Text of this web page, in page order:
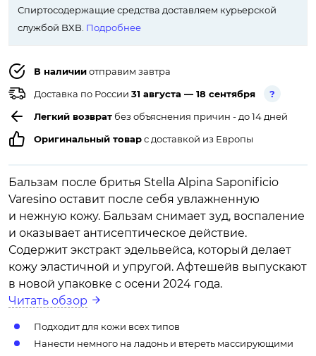
Спиртосодержащие средства доставляем курьерской
службой BXB. Подробнее
В наличииотправим завтра
Доставка по России 31 августа — 18 сентября
?
Легкий возврат без объяснения причин - до 14 дней
Оригинальный товарс доставкой из Европы
Бальзам после бритья Stella Alpina Saponificio
Varesino оставит после себя увлажненную
и нежную кожу. Бальзам снимает зуд, воспаление
и оказывает антисептическое действие.
Содержит экстракт эдельвейса, который делает
кожу эластичной и упругой. Афтешейв выпускают
в новой упаковке с осени 2024 года.
Читать обзор
Подходит для кожи всех типов
Нанести немного на ладонь и втереть массирующими